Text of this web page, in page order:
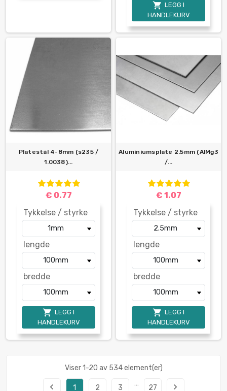
 LEGG I
HANDLEKURV
Platestål 4-8mm (s235 /
1.0038)...
€ 0.77
Tykkelse / styrke
lengde
bredde
 LEGG I
HANDLEKURV
Aluminiumsplate 2.5mm (AlMg3
/...
€ 1.07
Tykkelse / styrke
lengde
bredde
 LEGG I
HANDLEKURV
Viser 1-20 av 534 element(er)
navigate_before 1 2 3
…
27 navigate_next